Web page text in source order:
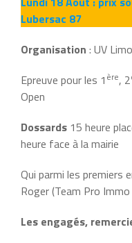
Lubersac 87
Organisation : UV
Epreuve pour les 1 ère, 2
Open
Dossards 15 heure
heure face à la mairie
Qui parmi les premiers
Roger (Team Pro
Les engagés,